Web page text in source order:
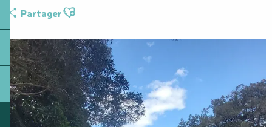
PartagerAjouter aux favoris